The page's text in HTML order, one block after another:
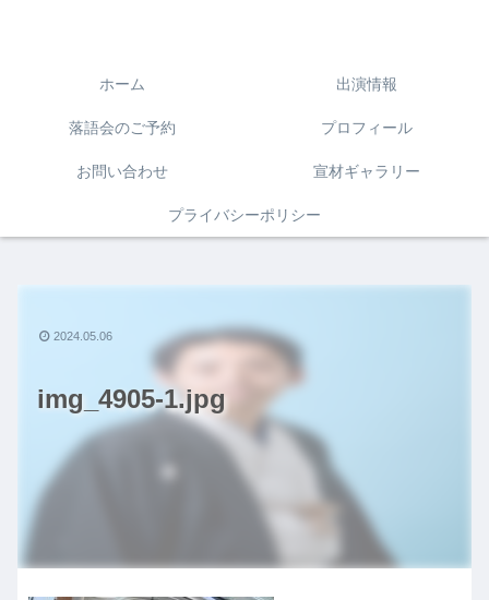
ホーム 出演情報
落語会のご予約 プロフィール
お問い合わせ 宣材ギャラリー
プライバシーポリシー
img_4905-1.jpg
2024.05.06